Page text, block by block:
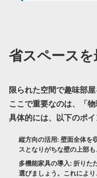
省スペース
限られた空間で趣味部
ここで重要なのは、「
具体的には、以下のポ
縦方向の活用: 壁面全体を
スとなりがちな壁の上部
多機能家具の導入: 折りた
選びましょう。これによ